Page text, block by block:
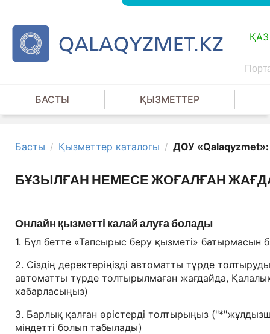
ҚАЗ
БАСТЫ ҚЫЗМЕТТЕР
Басты / Қызметтер каталогы / ДОУ «Qalaqyzmet»:
БҰЗЫЛҒАН НЕМЕСЕ ЖОҒАЛҒАН
Онлайн қызметті калай алуға болады
1. Бұл бетте «Тапсырыс беру қызметі» батырмасын
2. Сіздің деректеріңізді автоматты түрде толтыруды
автоматты түрде толтырылмаған жағдайда,
хабарласыңыз)
3. Барлық қалған өрістерді толтырыңыз
міндетті болып табылады)